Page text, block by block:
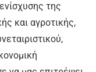
της
και αγροτικής,